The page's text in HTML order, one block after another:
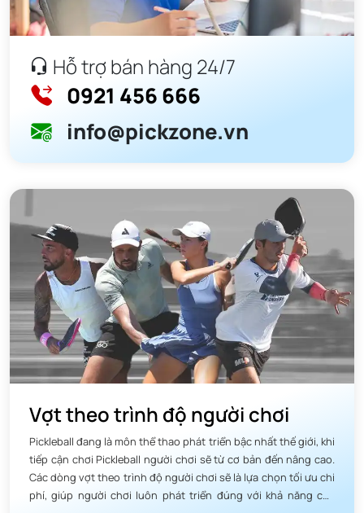
Hỗ trợ bán hàng 24/7
0921 456 666
info@pickzone.vn
Vợt theo trình độ người chơi
Pickleball đang là môn thể thao phát triển bậc nhất thế giới, khi
tiếp cận chơi Pickleball người chơi sẽ từ cơ bản đến nâng cao.
Các dòng vợt theo trình độ người chơi sẽ là lựa chọn tối ưu chi
phí, giúp người chơi luôn phát triển đúng với khả năng của